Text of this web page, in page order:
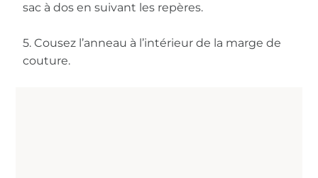
sac à dos en suivant les repères.
5. Cousez l’anneau à l’intérieur de la marge de
couture.